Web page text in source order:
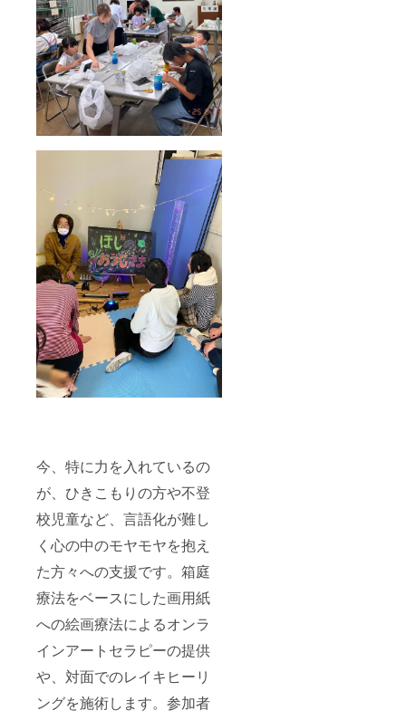
今、特に力を入れているの
が、ひきこもりの方や不登
校児童など、言語化が難し
く心の中のモヤモヤを抱え
た方々への支援です。箱庭
療法をベースにした画用紙
への絵画療法によるオンラ
インアートセラピーの提供
や、対面でのレイキヒーリ
ングを施術します。参加者